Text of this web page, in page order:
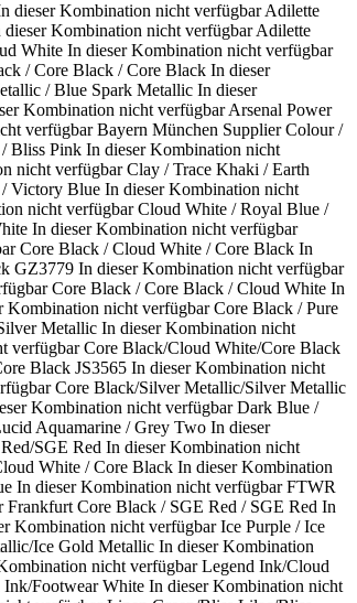
dieser Kombination nicht verfügbar Adilette
dieser Kombination nicht verfügbar Adilette
White In dieser Kombination nicht verfügbar
/ Core Black / Core Black In dieser
/ Blue Spark Metallic In dieser
Kombination nicht verfügbar Arsenal Power
verfügbar Bayern München Supplier Colour /
Bliss Pink In dieser Kombination nicht
nicht verfügbar Clay / Trace Khaki / Earth
/ Victory Blue In dieser Kombination nicht
nicht verfügbar Cloud White / Royal Blue /
In dieser Kombination nicht verfügbar
Core Black / Cloud White / Core Black In
GZ3779 In dieser Kombination nicht verfügbar
Core Black / Core Black / Cloud White In
Kombination nicht verfügbar Core Black / Pure
Metallic In dieser Kombination nicht
verfügbar Core Black/Cloud White/Core Black
Black JS3565 In dieser Kombination nicht
Core Black/Silver Metallic/Silver Metallic
Kombination nicht verfügbar Dark Blue /
Aquamarine / Grey Two In dieser
SGE Red In dieser Kombination nicht
White / Core Black In dieser Kombination
In dieser Kombination nicht verfügbar FTWR
Frankfurt Core Black / SGE Red / SGE Red In
Kombination nicht verfügbar Ice Purple / Ice
Ice Gold Metallic In dieser Kombination
nicht verfügbar Legend Ink/Cloud
Ink/Footwear White In dieser Kombination nicht